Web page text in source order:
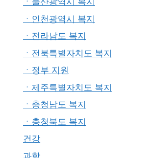
ㆍ인천광역시 복지
ㆍ전라남도 복지
ㆍ전북특별자치도 복지
ㆍ정부 지원
ㆍ제주특별자치도 복지
ㆍ충청남도 복지
ㆍ충청북도 복지
건강
과학